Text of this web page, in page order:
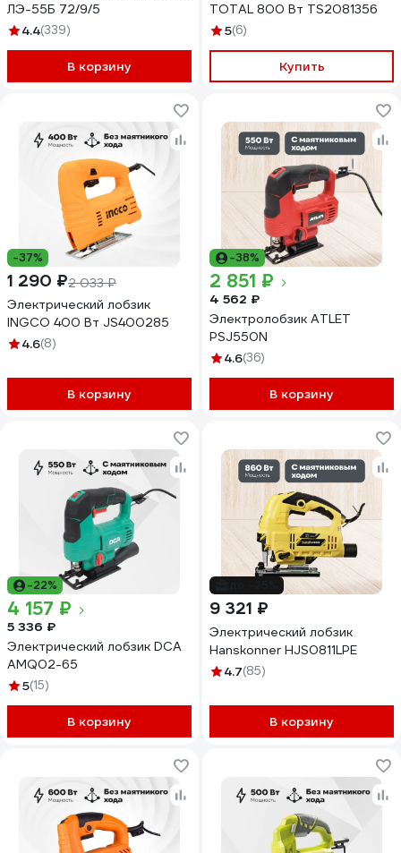
ЛЭ-55Б 72/9/5
4.4(339)
В корзину
TOTAL 800 Вт TS2081356
5(6)
Купить
-37%
1 290 ₽2 033 ₽
Электрический лобзик
INGCO 400 Вт JS400285
4.6(8)
В корзину
-38%
2 851 ₽
4 562 ₽
Электролобзик ATLET
PSJ550N
4.6(36)
В корзину
-22%
4 157 ₽
5 336 ₽
Электрический лобзик DCA
AMQ02-65
5(15)
В корзину
9 321 ₽
Электрический лобзик
Hanskonner HJS0811LPE
4.7(85)
В корзину